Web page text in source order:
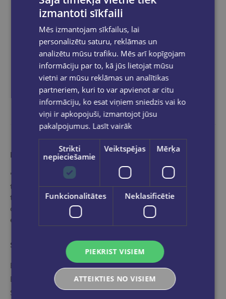
Add to cart
More than a bookstore
"Globuss" is an ideal stop in the world of books for
those who want to get acquainted with the range of
the best and most popular editions of international
and local publishers selected by our professional,
experienced specialists.
Store categories
Book catalog
E-book catalog
Stationery
izmantoti sīkfaili
Mēs izmantojam sīkfailus, lai
personalizētu saturu, reklāmas un
analizētu mūsu trafiku. Mēs arī kopīgojam
informāciju par to, kā jūs lietojat mūsu
vietni ar mūsu reklāmas un analītikas
partneriem, kuri to var apvienot ar citu
informāciju, ko esat viņiem sniedzis vai ko
viņi ir apkopojuši, izmantojot jūsu
pakalpojumus. Lasīt vairāk
Strikti
nepieciešamie
Veiktspējas Mērķa
Funkcionalitātes Neklasificētie
PIEKRIST VISIEM
ATTEIKTIES NO VISIEM